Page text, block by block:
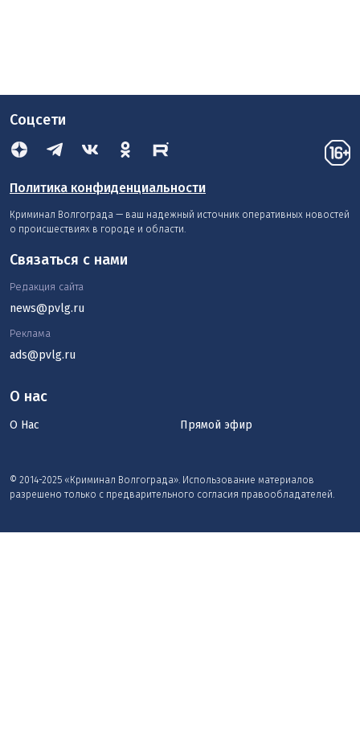
Соцсети
Политика конфиденциальности
Криминал Волгограда — ваш надежный источник оперативных новостей
о происшествиях в городе и области.
О нас
О Нас Прямой эфир
© 2014-2025 «Криминал Волгограда». Использование материалов
разрешено только с предварительного согласия правообладателей.
Связаться с нами
Редакция сайта
news@pvlg.ru
Реклама
ads@pvlg.ru